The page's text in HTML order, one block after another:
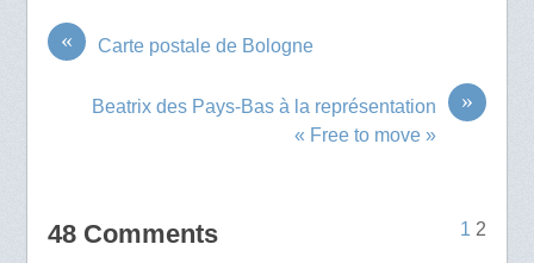
« Carte postale de Bologne
»
Beatrix des Pays-Bas à la représentation
« Free to move »
48 Comments 1 2